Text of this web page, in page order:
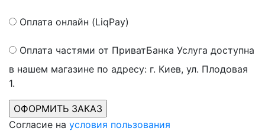
Оплата онлайн (LiqPay)
Оплата частями от ПриватБанка Услуга доступна
в нашем магазине по адресу: г. Киев, ул. Плодовая
1.
Согласие на условия пользования